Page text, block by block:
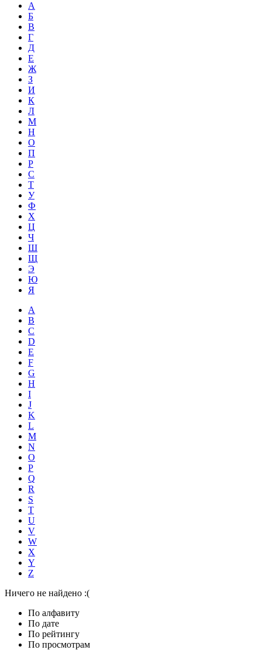
А
Б
В
Г
Д
Е
Ж
З
И
К
Л
М
Н
О
П
Р
С
Т
У
Ф
Х
Ц
Ч
Ш
Щ
Э
Ю
Я
A
B
C
D
E
F
G
H
I
J
K
L
M
N
O
P
Q
R
S
T
U
V
W
X
Y
Z
Ничего не найдено :(
По алфавиту
По дате
По рейтингу
По просмотрам